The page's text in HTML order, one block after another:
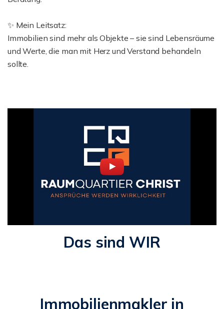
✨ Mein Leitsatz:
Immobilien sind mehr als Objekte – sie sind Lebensräume
und Werte, die man mit Herz und Verstand behandeln
sollte.
Das sind WIR
Immobilienmakler in